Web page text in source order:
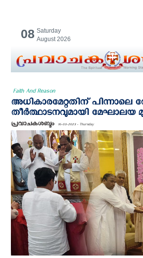
08 Saturday
August 2026
Faith And Reason
അധികാരമേറ്റതിന് പിന്നാലെ
തീര്‍ത്ഥാടനവുമായി മേഘാലയ
പ്രവാചകശബ്ദം 16-03-2023 - Thursday